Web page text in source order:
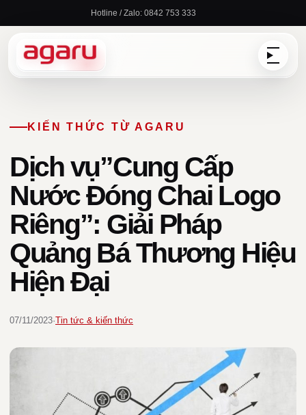
nội
Hotline / Zalo: 0842 753 333
KIẾN THỨC TỪ AGARU
Dịch vụ”Cung Cấp
Nước Đóng Chai Logo
Riêng”: Giải Pháp
Quảng Bá Thương Hiệu
Hiện Đại
07/11/2023·Tin tức & kiến thức